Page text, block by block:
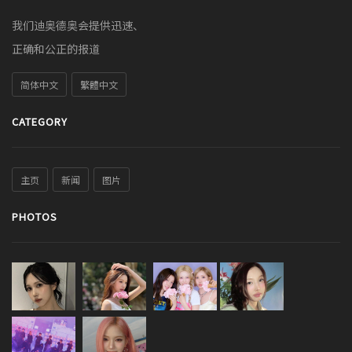
我们迪奥德奥会提供迅速、
正确和公正的报道
简体中文 繁體中文
CATEGORY
主页 新闻 图片
PHOTOS